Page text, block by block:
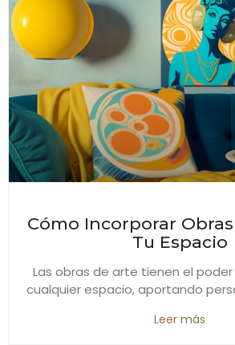
Cómo Incorporar
Tu Espacio
Las obras de arte tienen el
cualquier espacio, aportando
Leer más